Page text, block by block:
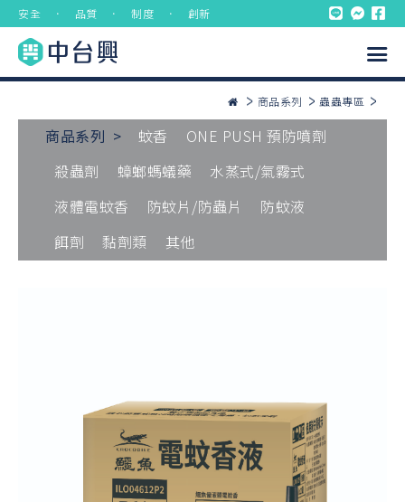
安全 ． 品質 ． 制度 ． 創新
商品系列 蟲蟲專區
商品系列 > 蚊香
ONE PUSH 預防噴劑
殺蟲劑
蟑螂螞蟻藥
水蒸式/氣霧式
液體電蚊香
防蚊片/防蟲片
防蚊液
餌劑
黏劑類 其他